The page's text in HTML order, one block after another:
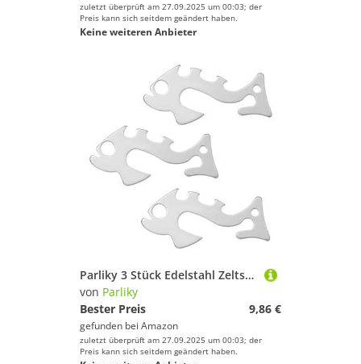
zuletzt überprüft am 27.09.2025 um 00:03; der
Preis kann sich seitdem geändert haben.
Keine weiteren Anbieter
Parliky 3 Stück Edelstahl Zeltseil Spanner Wind Rope Buckle Seilspanner Camping Zubehör Kompakt Robust Langlebig Einfache Handhabung für Outdoor Zeltleinen
von Parliky
Bester Preis
9,86 €
gefunden bei Amazon
zuletzt überprüft am 27.09.2025 um 00:03; der
Preis kann sich seitdem geändert haben.